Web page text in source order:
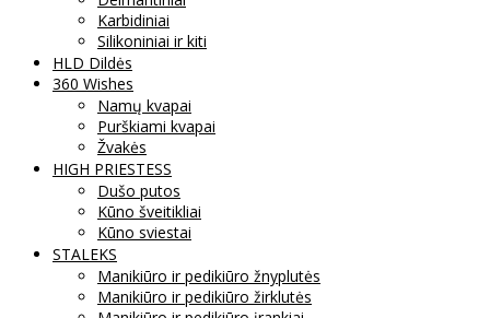
Karbidiniai
Silikoniniai ir kiti
HLD Dildės
360 Wishes
Namų kvapai
Purškiami kvapai
Žvakės
HIGH PRIESTESS
Dušo putos
Kūno šveitikliai
Kūno sviestai
STALEKS
Manikiūro ir pedikiūro žnyplutės
Manikiūro ir pedikiūro žirklutės